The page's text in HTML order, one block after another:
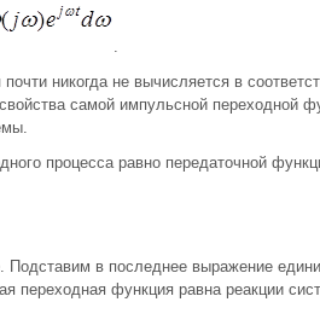
.
никогда не вычисляется в
самой импульсной переходной
процесса равно передаточной
в последнее выражение
переходная функция равна реакции